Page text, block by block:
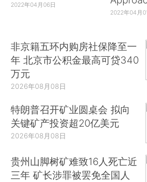
2022年04月06日
2022年04月
非京籍五环内购房社保降至一
年 北京市公积金最高可贷340
万元
2026年08月08日
特朗普召开矿业圆桌会 拟向
关键矿产投资超20亿美元
2026年08月08日
贵州山脚树矿难致16人死亡近
三年 矿长涉罪被罢免全国人